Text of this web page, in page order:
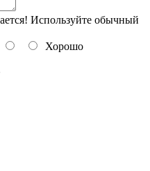
Используйте обычный
Хорошо